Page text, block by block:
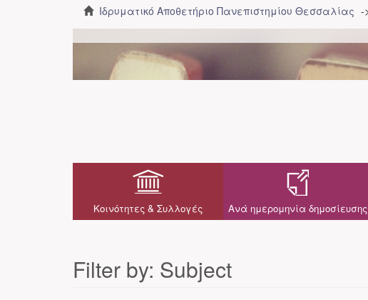
Ιδρυματικό Αποθετήριο Πανεπιστημίου Θεσσαλίας
Κοινότητες & Συλλογές Ανά ημερομηνία δημοσίευσης
Filter by: Subject